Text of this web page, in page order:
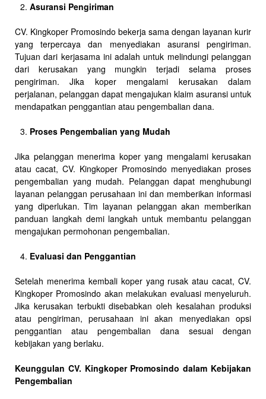
Asuransi Pengiriman
CV. Kingkoper Promosindo bekerja sama dengan layanan kurir
yang terpercaya dan menyediakan asuransi pengiriman.
Tujuan dari kerjasama ini adalah untuk melindungi pelanggan
dari kerusakan yang mungkin terjadi selama proses
pengiriman. Jika koper mengalami kerusakan dalam
perjalanan, pelanggan dapat mengajukan klaim asuransi untuk
mendapatkan penggantian atau pengembalian dana.
Proses Pengembalian yang Mudah
Jika pelanggan menerima koper yang mengalami kerusakan
atau cacat, CV. Kingkoper Promosindo menyediakan proses
pengembalian yang mudah. Pelanggan dapat menghubungi
layanan pelanggan perusahaan ini dan memberikan informasi
yang diperlukan. Tim layanan pelanggan akan memberikan
panduan langkah demi langkah untuk membantu pelanggan
mengajukan permohonan pengembalian.
Evaluasi dan Penggantian
Setelah menerima kembali koper yang rusak atau cacat, CV.
Kingkoper Promosindo akan melakukan evaluasi menyeluruh.
Jika kerusakan terbukti disebabkan oleh kesalahan produksi
atau pengiriman, perusahaan ini akan menyediakan opsi
penggantian atau pengembalian dana sesuai dengan
kebijakan yang berlaku.
Keunggulan CV. Kingkoper Promosindo dalam Kebijakan
Pengembalian